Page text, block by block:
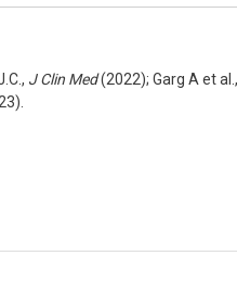
J Clin Med(2022); Garg A et al.,